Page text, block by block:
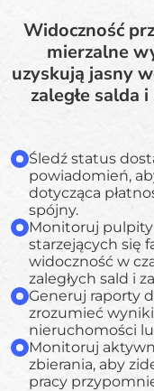
Widoczność
mierzalne
uzyskują jasny
zaległe salda
Śledź status
powiadomień,
dotycząca
spójny.
Monitoruj
starzejących się
widoczność w
zaległych sald i
Generuj raporty
zrozumieć
nieruchomości
Monitoruj
zbierania, aby
pracy